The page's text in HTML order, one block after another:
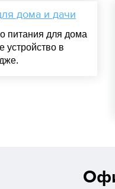
дома и дачи
питания для дома
устройство в